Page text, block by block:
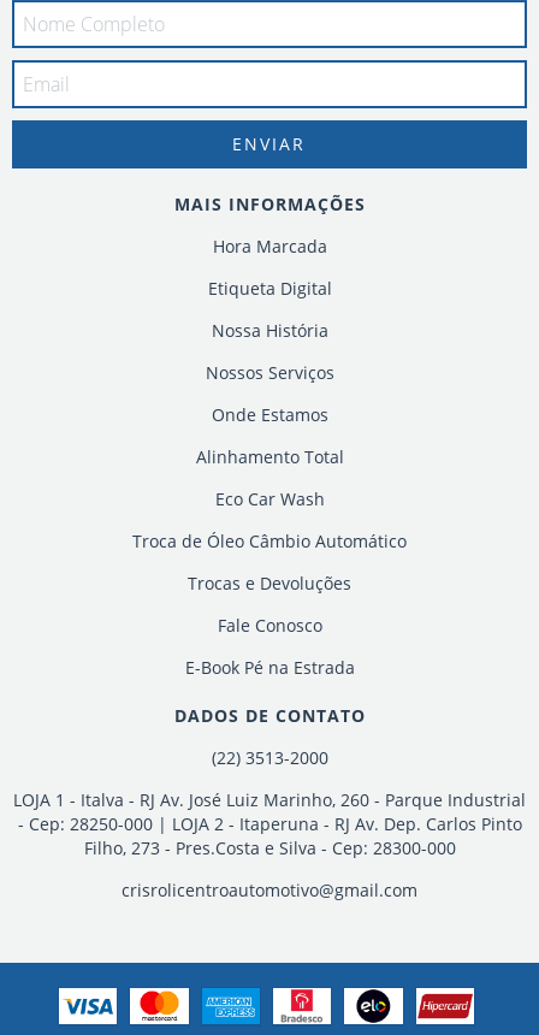
MAIS INFORMAÇÕES
Hora Marcada
Etiqueta Digital
Nossa História
Nossos Serviços
Onde Estamos
Alinhamento Total
Eco Car Wash
Troca de Óleo Câmbio Automático
Trocas e Devoluções
Fale Conosco
E-Book Pé na Estrada
DADOS DE CONTATO
(22) 3513-2000
LOJA 1 - Italva - RJ Av. José Luiz Marinho, 260 - Parque Industrial
- Cep: 28250-000 | LOJA 2 - Itaperuna - RJ Av. Dep. Carlos Pinto
Filho, 273 - Pres.Costa e Silva - Cep: 28300-000
crisrolicentroautomotivo@gmail.com